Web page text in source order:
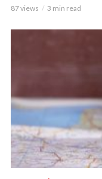
87 views 3 min read